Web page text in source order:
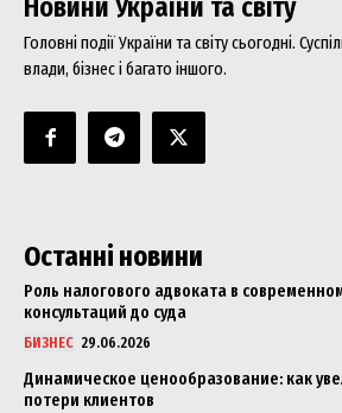
Новини України та світу
Головні події України та світу сьогодні.
влади, бізнес і багато іншого.
Останні новини
Роль налогового адвоката в
консультаций до суда
БИЗНЕС 29.06.2026
Динамическое ценообразование: как
потери клиентов